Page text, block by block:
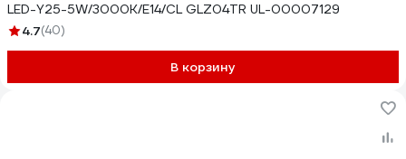
LED-Y25-5W/3000K/E14/CL GLZ04TR UL-00007129
4.7(40)
В корзину